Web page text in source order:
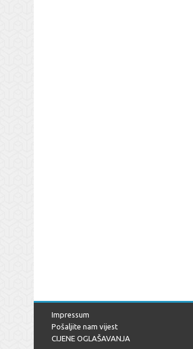
Impressum
Pošaljite nam vijest
CIJENE OGLAŠAVANJA